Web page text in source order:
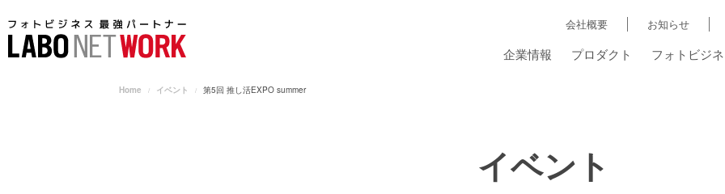
会社概要 お知らせ
企業情報 プロダクト フォトビジ
Home イベント 第5回 推し活EXPO summer
イベント